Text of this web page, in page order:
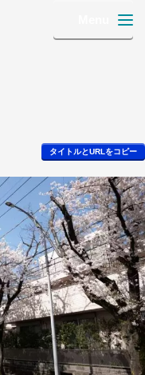
タイトルとURLをコピー